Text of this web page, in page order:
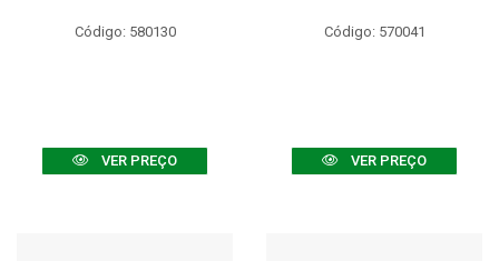
Código: 580130
VER PREÇO
Código: 570041
VER PREÇO